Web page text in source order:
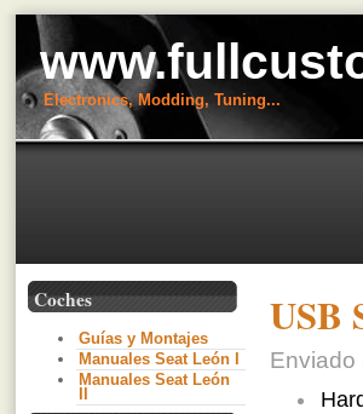
Electronics, Modding, Tuning...
Coches
Guías y Montajes
Manuales Seat León I
Manuales Seat León
USB
Enviado